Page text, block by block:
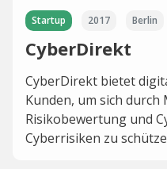
Startup 2017 Berlin
CyberDirekt
CyberDirekt bietet
Kunden, um sich
Risikobewertung und
Cyberrisiken zu